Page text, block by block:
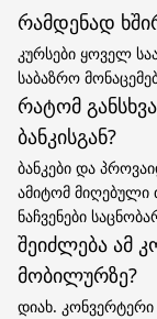
რამდენად
კურსები ყოველ
საბაზრო
რატომ
ბანკისგან?
ბანკები და
ამიტომ მიღებული
ნაჩვენები
შეიძლება ამ
მობილურზე?
დიახ.